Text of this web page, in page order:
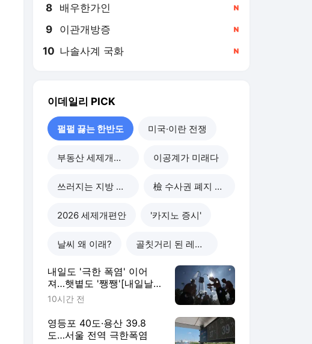
8 배우한가인
9 이관개방증
10 나솔사계 국화
이데일리 PICK
펄펄 끓는 한반도 미국·이란 전쟁
부동산 세제개편 후폭풍 이공계가 미래다
쓰러지는 지방 부동산 檢 수사권 폐지 후폭풍
2026 세제개편안 '카지노 증시'
날씨 왜 이래? 골칫거리 된 레버리지
내일도 '극한 폭염' 이어
져…햇볕도 '쨍쨍'[내일날
씨]
10시간 전
영등포 40도·용산 39.8
도…서울 전역 극한폭염